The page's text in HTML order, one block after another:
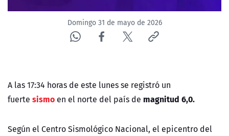
CANAL DE DENUNCIAS
ÁREA DE PROYECTOS
Domingo 31 de mayo de 2026
A las 17:34 horas de este lunes se registró un
fuerte sismo en el norte del país de magnitud 6,0.
Según el Centro Sismológico Nacional, el epicentro del